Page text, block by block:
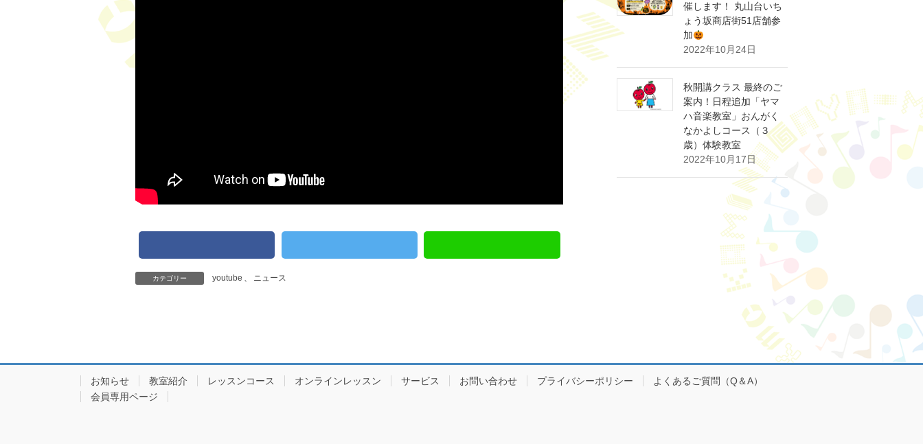
カテゴリー youtube 、 ニュース
催します！ 丸山台いち
ょう坂商店街51店舗参
加
2022年10月24日
秋開講クラス 最終のご
案内！日程追加「ヤマ
ハ音楽教室」おんがく
なかよしコース（３
歳）体験教室
2022年10月17日
お知らせ 教室紹介 レッスンコース オンラインレッスン サービス お問い合わせ プライバシーポリシー
よくあるご質問（Q＆A）
会員専用ページ